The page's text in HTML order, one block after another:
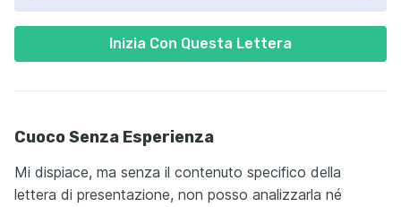
Inizia Con Questa Lettera
Cuoco Senza Esperienza
Mi dispiace, ma senza il contenuto specifico della
lettera di presentazione, non posso analizzarla né